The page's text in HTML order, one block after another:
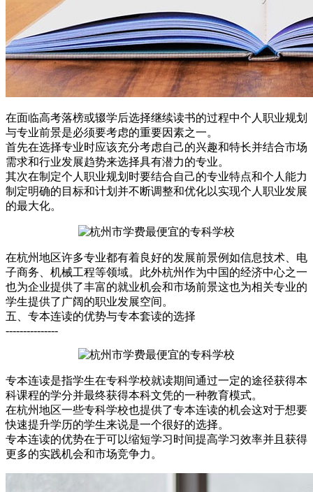
在面临高考落榜或辍学后选择继续读书的过程中个人职业规划
与专业前景是必须要考虑的重要因素之一。
首先在选择专业时应该充分考虑自己的兴趣和特长并结合市场
需求和行业发展趋势来选择具有潜力的专业。
其次在制定个人职业规划时要结合自己的专业特点和个人能力
制定明确的目标和计划并不断调整和优化以实现个人职业发展
的最大化。
在杭州地区许多专业都有着良好的发展前景例如信息技术、电
子商务、机械工程等领域。此外杭州作为中国的经济中心之一
也为企业提供了丰富的就业机会和市场前景这也为相关专业的
学生提供了广阔的职业发展空间。
五、专本连读的优势与专本套读的选择
---------------
专本连读是指学生在专科学校就读期间通过一定的途径获得本
科课程的学分并最终获得本科文凭的一种教育模式。
在杭州地区一些专科学校也提供了专本连读的机会这对于想要
快速提升学历的学生来说是一个很好的选择。
专本连读的优势在于可以缩短学习时间提高学习效率并且获得
更多的实践机会和市场竞争力。